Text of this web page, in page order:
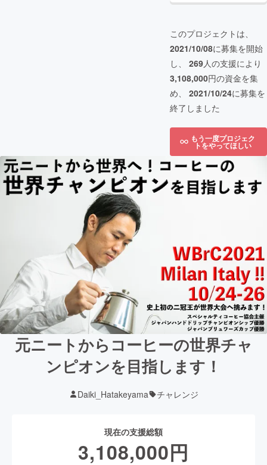
このプロジェクトは、
2021/10/08に募集を開始
し、 269人の支援により
3,108,000円の資金を集
め、 2021/10/24に募集を
終了しました
もう一度プロジェク
トをやってほしい
元ニートからコーヒーの世界チャ
ンピオンを目指します！
Daiki_Hatakeyama チャレンジ
現在の支援総額
3,108,000円